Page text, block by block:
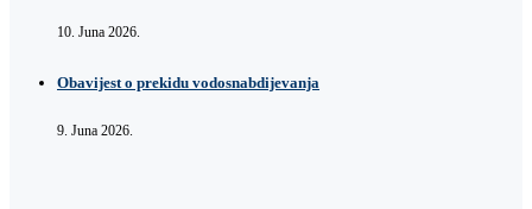
10. Juna 2026.
Obavijest o prekidu vodosnabdijevanja
9. Juna 2026.